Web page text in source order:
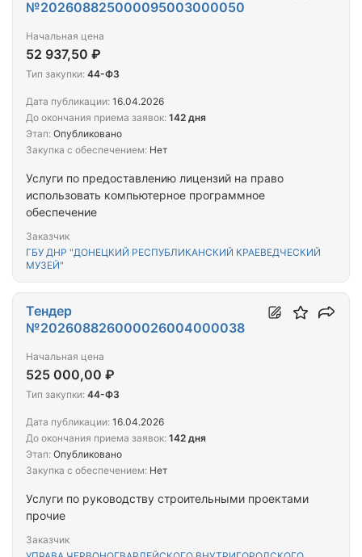
Услуги по предоставлению лицензий на право
использовать компьютерное программное
обеспечение
Заказчик
ГБУ ДНР "ДОНЕЦКИЙ РЕСПУБЛИКАНСКИЙ КРАЕВЕДЧЕСКИЙ
МУЗЕЙ"
№202608825000095003000050
Начальная цена
52 937,50 ₽
Тип закупки: 44-ФЗ
Дата публикации: 16.04.2026
До окончания приема заявок: 142 дня
Этап: Опубликовано
Закупка с обеспечением: Нет
Услуги по руководству строительными проектами
прочие
Заказчик
Тендер
№202608826000026004000038
Начальная цена
525 000,00 ₽
Тип закупки: 44-ФЗ
Дата публикации: 16.04.2026
До окончания приема заявок: 142 дня
Этап: Опубликовано
Закупка с обеспечением: Нет